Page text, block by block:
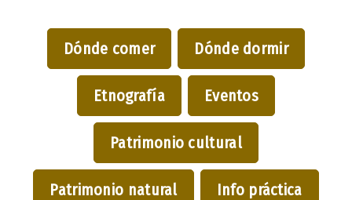
Dónde comer Dónde dormir
Etnografía Eventos
Patrimonio cultural
Patrimonio natural Info práctica